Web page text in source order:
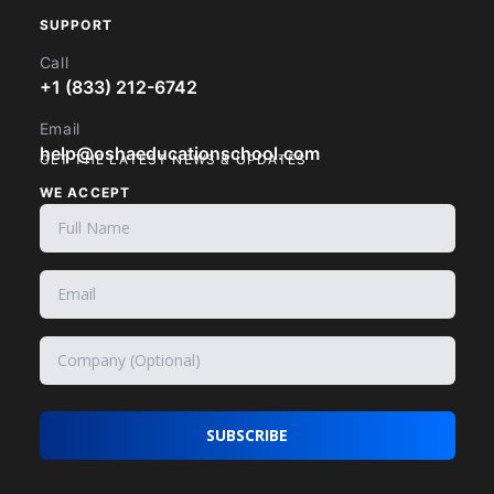
SUPPORT
Call
+1 (833) 212-6742
Email
help@oshaeducationschool.com
WE ACCEPT
GET THE LATEST NEWS & UPDATES
SUBSCRIBE